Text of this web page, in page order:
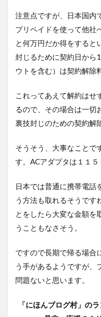
注意点ですが、日本国内
プリペイドを使って他社
と何万円だか得をすると
封じるために契約日から
ウトを含む）は契約解除
これってあえて解約はせ
るので、その場合は一切
裏技封じのための契約解
そうそう、大事なことで
す。ACアダプタは１１５
日本では普通に携帯電話
う方法も取れるそうです
とをしたら大変な金額を
うこともなさそう。
ですので長期で帰る場合
う手があるようですが、
問題ないと思います。
「にほんブログ村」の